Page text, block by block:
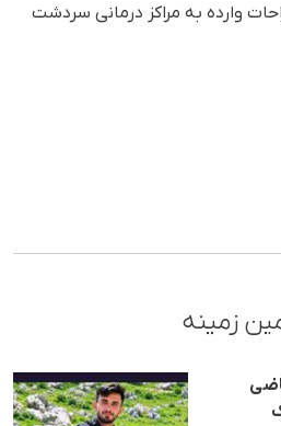
وارده به مراکز درمانی سردشت
زمینه